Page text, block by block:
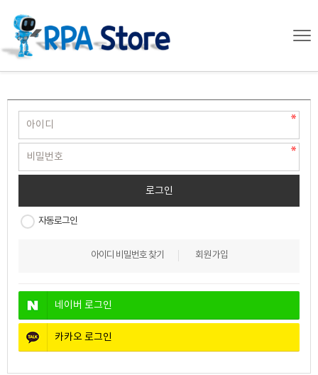
자동로그인
아이디 비밀번호 찾기 회원 가입
네이버 로그인
카카오로그인